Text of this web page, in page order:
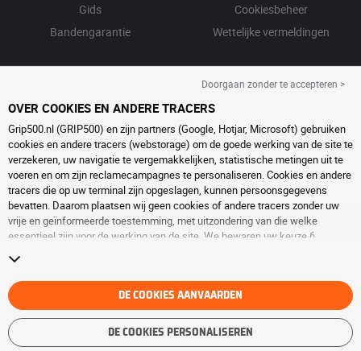
Gids
Bandengarantie
Cookiesbeheer
Wettelijke vermeldingen
Doorgaan zonder te accepteren >
OVER COOKIES EN ANDERE TRACERS
Grip500.nl (GRIP500) en zijn partners (Google, Hotjar, Microsoft) gebruiken
cookies en andere tracers (webstorage) om de goede werking van de site te
verzekeren, uw navigatie te vergemakkelijken, statistische metingen uit te
voeren en om zijn reclamecampagnes te personaliseren. Cookies en andere
tracers die op uw terminal zijn opgeslagen, kunnen persoonsgegevens
bevatten. Daarom plaatsen wij geen cookies of andere tracers zonder uw
vrije en geïnformeerde toestemming, met uitzondering van die welke
essentieel zijn voor de werking van de site. We bewaren uw keuze 6
pagina over
verder te surfen zonder het deponeren van cookies of andere tracers te
aanvaarden. Weigering verhindert de toegang tot diensten niet GRIP500.
Voor meer informatie,bezoek de cookies en andere tracerspagina.
DE COOKIES AANVAARDEN
DE COOKIES PERSONALISEREN